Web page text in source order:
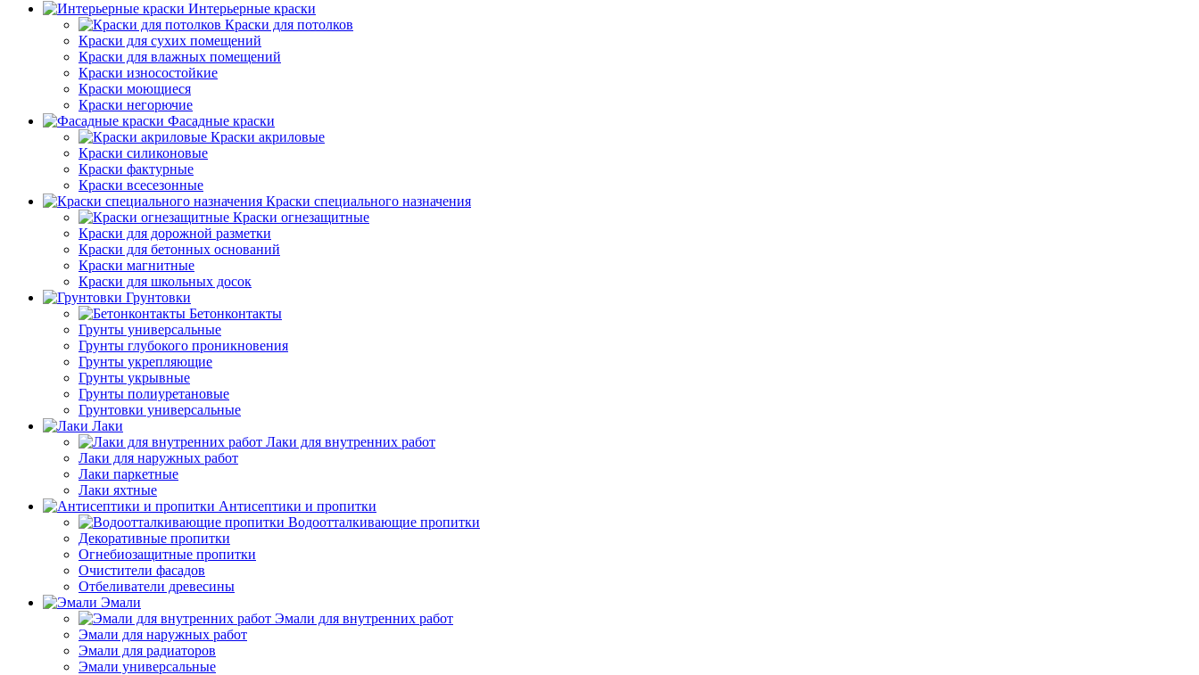
Интерьерные краски
Краски для потолков
Краски для сухих помещений
Краски для влажных помещений
Краски износостойкие
Краски моющиеся
Краски негорючие
Фасадные краски
Краски акриловые
Краски силиконовые
Краски фактурные
Краски всесезонные
Краски специального назначения
Краски огнезащитные
Краски для дорожной разметки
Краски для бетонных оснований
Краски магнитные
Краски для школьных досок
Грунтовки
Бетонконтакты
Грунты универсальные
Грунты глубокого проникновения
Грунты укрепляющие
Грунты укрывные
Грунты полиуретановые
Грунтовки универсальные
Лаки
Лаки для внутренних работ
Лаки для наружных работ
Лаки паркетные
Лаки яхтные
Антисептики и пропитки
Водоотталкивающие пропитки
Декоративные пропитки
Огнебиозащитные пропитки
Очистители фасадов
Отбеливатели древесины
Эмали
Эмали для внутренних работ
Эмали для наружных работ
Эмали для радиаторов
Эмали универсальные